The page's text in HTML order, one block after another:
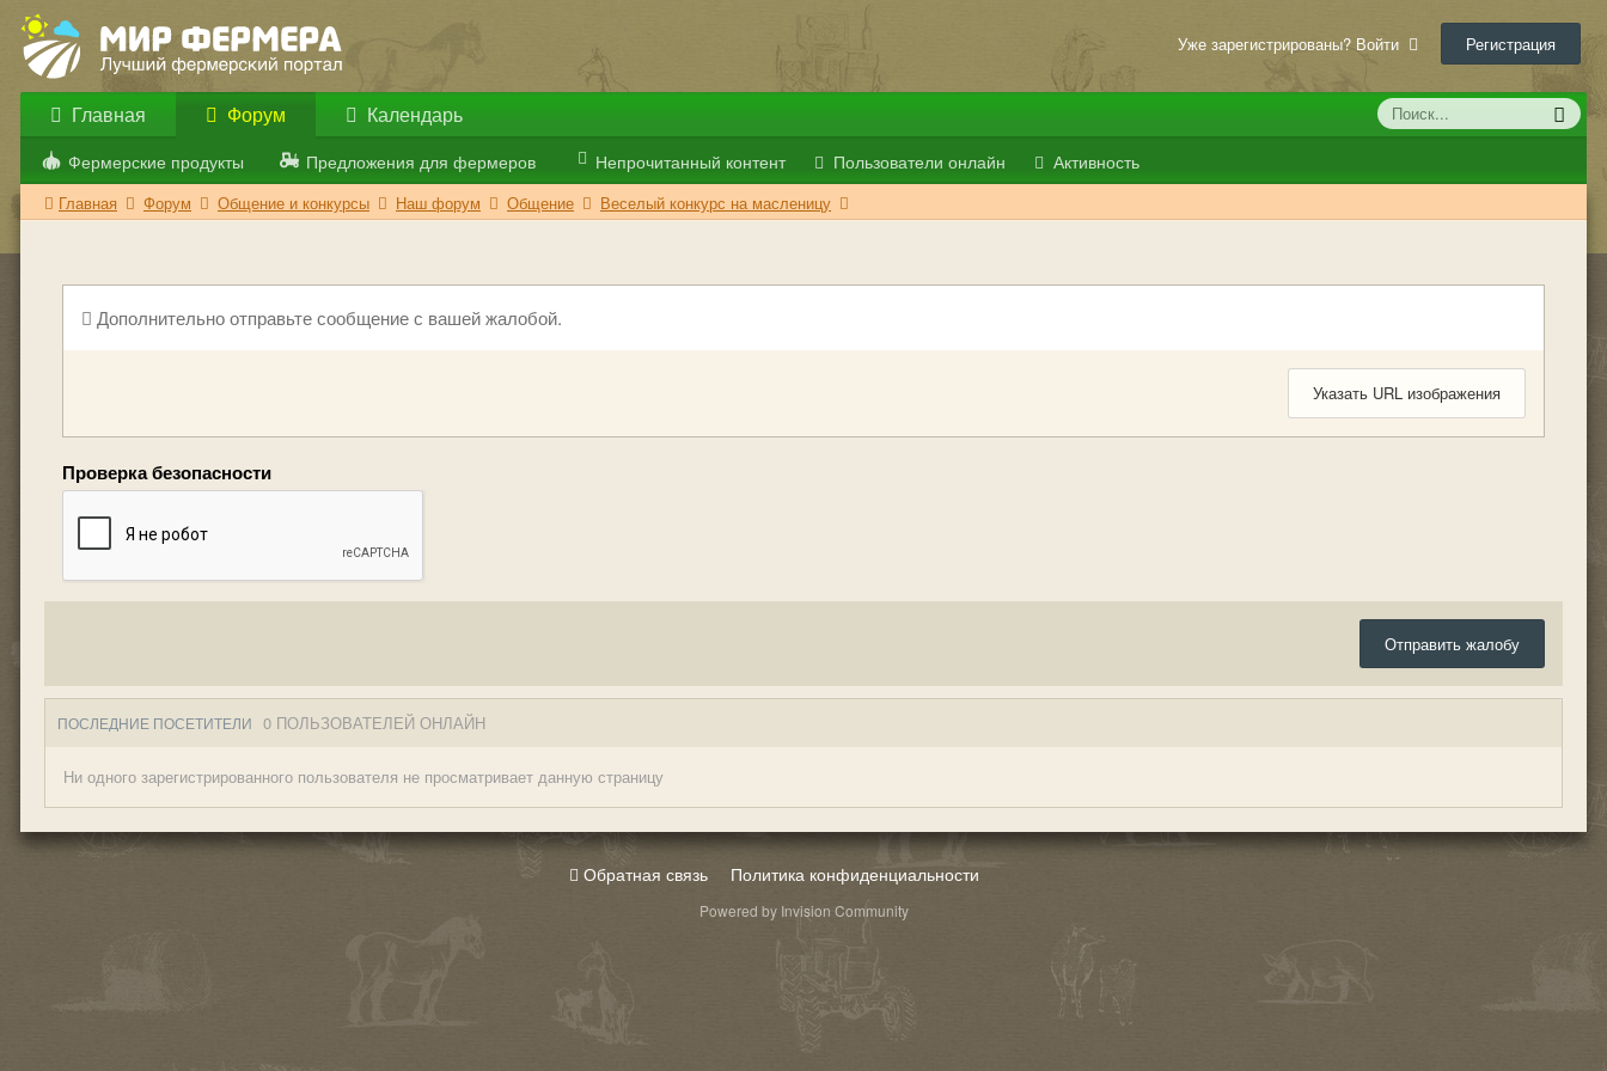
Уже зарегистрированы? Войти Регистрация
Главная Форум
Фермерские продукты Предложения для фермеров Непрочитанный контент Пользователи онлайн Активность
Календарь
Главная Форум Общение и конкурсы Наш форум Общение Веселый конкурс на масленицу
Дополнительно отправьте сообщение с вашей жалобой.
Указать URL изображения
Проверка безопасности
Отправить жалобу
ПОСЛЕДНИЕ ПОСЕТИТЕЛИ 0 ПОЛЬЗОВАТЕЛЕЙ ОНЛАЙН
Ни одного зарегистрированного пользователя не просматривает данную страницу
Обратная связь Политика конфиденциальности
Powered by Invision Community